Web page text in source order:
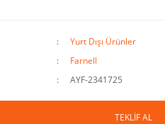
Yurt Dışı Ürünler
Farnell
AYF-2341725
TEKLİF AL